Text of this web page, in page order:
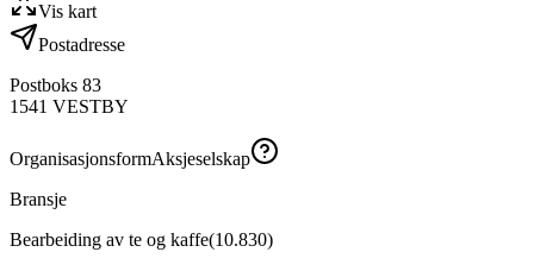
Vis kart
Postadresse
Postboks 83
1541 VESTBY
OrganisasjonsformAksjeselskap
Bransje
Bearbeiding av te og kaffe(10.830)